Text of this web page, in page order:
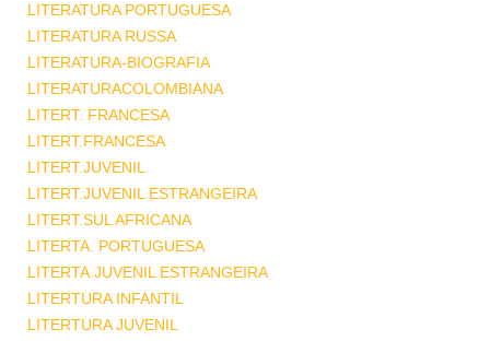
LITERATURA PORTUGUESA
LITERATURA RUSSA
LITERATURA-BIOGRAFIA
LITERATURACOLOMBIANA
LITERT. FRANCESA
LITERT.FRANCESA
LITERT.JUVENIL
LITERT.JUVENIL ESTRANGEIRA
LITERT.SUL AFRICANA
LITERTA. PORTUGUESA
LITERTA.JUVENIL ESTRANGEIRA
LITERTURA INFANTIL
LITERTURA JUVENIL